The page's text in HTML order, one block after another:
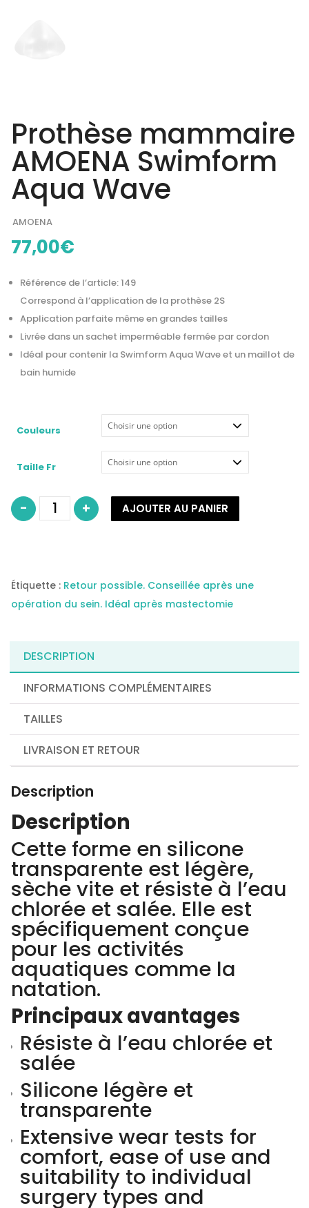
Prothèse mammaire
AMOENA Swimform
Aqua Wave
AMOENA
77,00€
Référence de l’article: 149
Correspond à l’application de la prothèse 2S
Application parfaite même en grandes tailles
Livrée dans un sachet imperméable fermée par cordon
Idéal pour contenir la Swimform Aqua Wave et un maillot de
bain humide
Couleurs
Taille Fr
- quantité
Prothèse + AJOUTER AU PANIER
Étiquette : Retour possible. Conseillée après une
opération du sein. Idéal après mastectomie
DESCRIPTION
INFORMATIONS COMPLÉMENTAIRES
TAILLES
LIVRAISON ET RETOUR
Description
Description
Cette forme en silicone
transparente est légère,
sèche vite et résiste à l’eau
chlorée et salée. Elle est
spécifiquement conçue
pour les activités
aquatiques comme la
natation.
Principaux avantages
Résiste à l’eau chlorée et
salée
Silicone légère et
transparente
Extensive wear tests for
comfort, ease of use and
suitability to individual
surgery types and